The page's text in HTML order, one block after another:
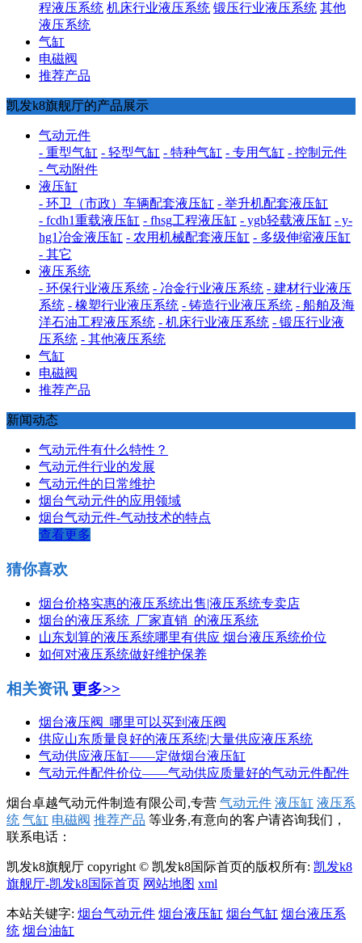
程液压系统 机床行业液压系统 锻压行业液压系统 其他
液压系统
气缸
电磁阀
推荐产品
凯发k8旗舰厅的产品展示
气动元件
- 重型气缸 - 轻型气缸 - 特种气缸 - 专用气缸 - 控制元件
- 气动附件
液压缸
- 环卫（市政）车辆配套液压缸 - 举升机配套液压缸
- fcdh1重载液压缸 - fhsg工程液压缸 - ygb轻载液压缸 - y-
hg1冶金液压缸 - 农用机械配套液压缸 - 多级伸缩液压缸
- 其它
液压系统
- 环保行业液压系统 - 冶金行业液压系统 - 建材行业液压
系统 - 橡塑行业液压系统 - 铸造行业液压系统 - 船舶及海
洋石油工程液压系统 - 机床行业液压系统 - 锻压行业液
压系统 - 其他液压系统
气缸
电磁阀
推荐产品
新闻动态
气动元件有什么特性？
气动元件行业的发展
气动元件的日常维护
烟台气动元件的应用领域
烟台气动元件-气动技术的特点
查看更多
猜你喜欢
烟台价格实惠的液压系统出售|液压系统专卖店
烟台的液压系统_厂家直销_的液压系统
山东划算的液压系统哪里有供应 烟台液压系统价位
如何对液压系统做好维护保养
相关资讯 更多>>
烟台液压阀_哪里可以买到液压阀
供应山东质量良好的液压系统|大量供应液压系统
气动供应液压缸——定做烟台液压缸
气动元件配件价位——气动供应质量好的气动元件配件
烟台卓越气动元件制造有限公司,专营 气动元件 液压缸 液压系
统 气缸 电磁阀 推荐产品 等业务,有意向的客户请咨询我们，
联系电话：
凯发k8旗舰厅 copyright © 凯发k8国际首页的版权所有: 凯发k8
旗舰厅-凯发k8国际首页 网站地图 xml
本站关键字: 烟台气动元件 烟台液压缸 烟台气缸 烟台液压系
统 烟台油缸